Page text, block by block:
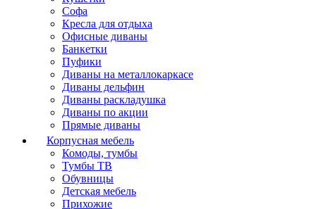
Софа
Кресла для отдыха
Офисные диваны
Банкетки
Пуфики
Диваны на металлокаркасе
Диваны дельфин
Диваны раскладушка
Диваны по акции
Прямые диваны
Корпусная мебель
Комоды, тумбы
Тумбы ТВ
Обувницы
Детская мебель
Прихожие